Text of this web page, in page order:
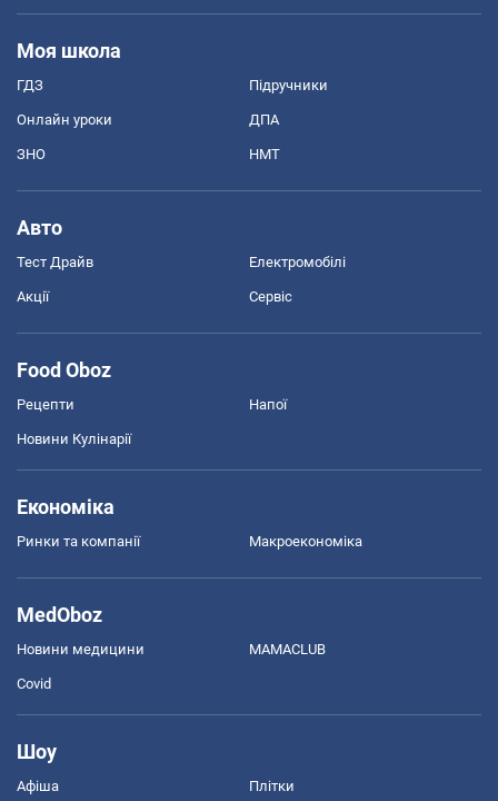
Моя школа
ГДЗ Підручники
Онлайн уроки ДПА
ЗНО НМТ
Авто
Тест Драйв Електромобілі
Акції Сервіс
Food Oboz
Рецепти Напої
Новини Кулінарії
Економіка
Ринки та компанії Макроекономіка
MedOboz
Новини медицини MAMACLUB
Covid
Шоу
Афіша Плітки